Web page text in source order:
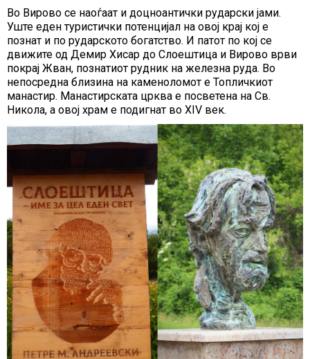
Во Вирово се наоѓаат и доцноантички рударски јами.
Уште еден туристички потенцијал на овој крај кој е
познат и по рударското богатство. И патот по кој се
движите од Демир Хисар до Слоештица и Вирово врви
покрај Жван, познатиот рудник на железна руда. Во
непосредна близина на каменоломот е Топличкиот
манастир. Манастирската црква е посветена на Св.
Никола, а овој храм е подигнат во XIV век.